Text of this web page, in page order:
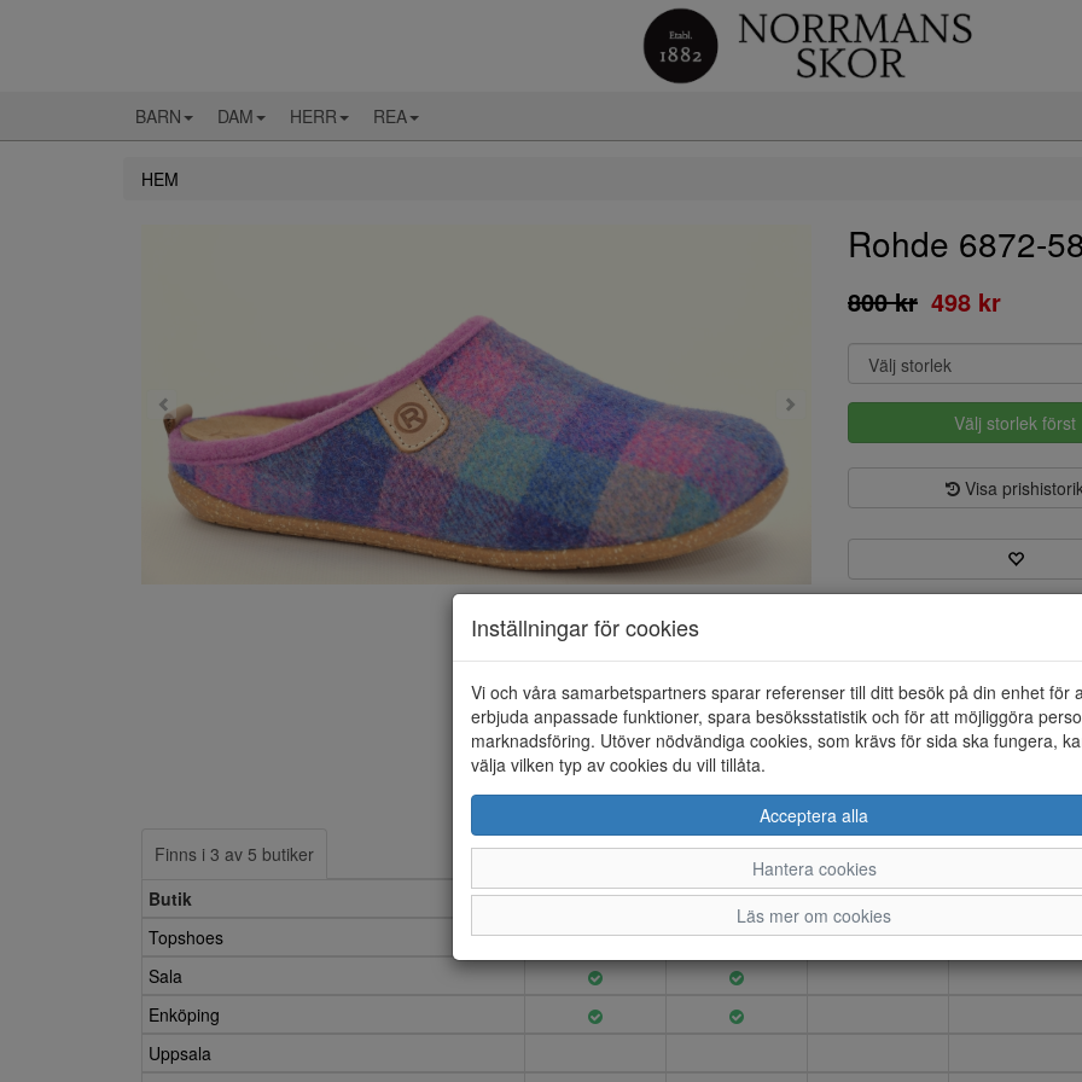
BARN DAM HERR REA
HEM
Rohde 6872-
800 kr 498 kr
Välj storlek först
Visa
EAN: 4064304364264
Material: Textil
Färg: Mönstrad
Slip-in toffel i filt med
Finns i 3 av 5 butiker
Butik
36 37 38
39
Topshoes
Sala
Enköping
Uppsala
Inställningar för cookies
Vi och våra samarbetspartners sparar referenser till ditt besök på din enhet för
erbjuda anpassade funktioner, spara besöksstatistik och för att möjliggöra
marknadsföring. Utöver nödvändiga cookies, som krävs för sida ska fungera,
välja vilken typ av cookies du vill tillåta.
Acceptera alla
Hantera cookies
Läs mer om cookies